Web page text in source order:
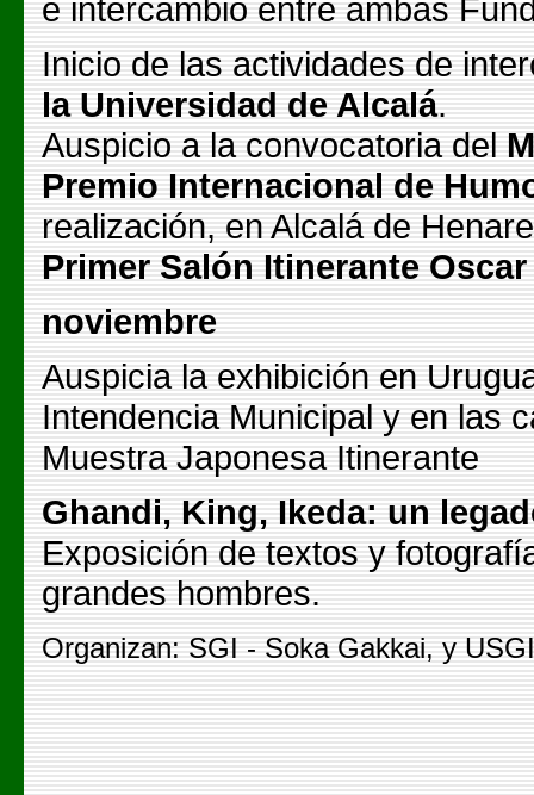
e intercambio entre ambas
Inicio de las actividades de
la Universidad de Alcalá.
Auspicio a la convocatoria del
Premio Internacional de
realización, en Alcalá de
Primer Salón Itinerante
noviembre
Auspicia la exhibición en
Intendencia Municipal y en las
Muestra Japonesa Itinerante
Ghandi, King, Ikeda: un
Exposición de textos y
grandes hombres.
Organizan: SGI - Soka Gakkai, y